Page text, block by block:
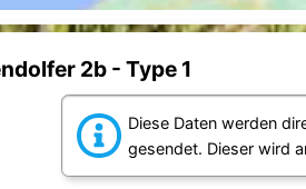
2b - Type 1
Diese Daten werden
gesendet. Dieser wird